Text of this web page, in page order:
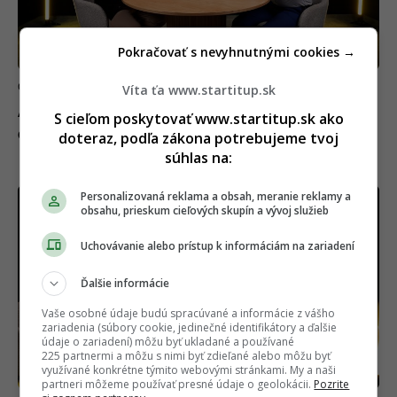
CASHFLOW
Ako nakupovať akcie či ETF v čase krízy? Expert
otvorene o investíciách
Víta ťa www.startitup.sk
S cieľom poskytovať www.startitup.sk ako
doteraz, podľa zákona potrebujeme tvoj
súhlas na:
Personalizovaná reklama a obsah, meranie reklamy a
obsahu, prieskum cieľových skupín a vývoj služieb
Uchovávanie alebo prístup k informáciám na zariadení
Ďalšie informácie
Vaše osobné údaje budú spracúvané a informácie z vášho
zariadenia (súbory cookie, jedinečné identifikátory a ďalšie
údaje o zariadení) môžu byť ukladané a používané
225 partnermi a môžu s nimi byť zdieľané alebo môžu byť
využívané konkrétne týmito webovými stránkami. My a naši
partneri môžeme používať presné údaje o geolokácii. Pozrite
Pokračovať s nevyhnutnými cookies →